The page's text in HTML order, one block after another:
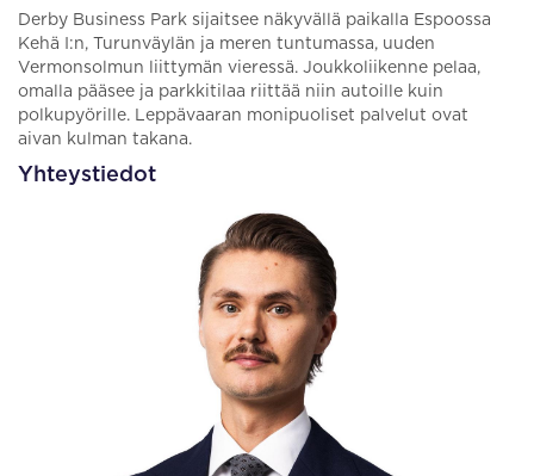
Derby Business Park sijaitsee näkyvällä paikalla Espoossa
Kehä I:n, Turunväylän ja meren tuntumassa, uuden
Vermonsolmun liittymän vieressä. Joukkoliikenne pelaa,
omalla pääsee ja parkkitilaa riittää niin autoille kuin
polkupyörille. Leppävaaran monipuoliset palvelut ovat
aivan kulman takana.
Yhteystiedot